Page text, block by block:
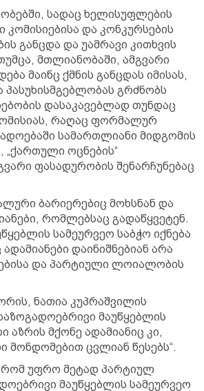
სადაც ხელისუფლების
და კონკურსების
განცდა და უამრავი კითხვის
მთლიანობაში, ამგვარი
მაინც ქმნის განცდას იმისას,
გრძნობს
დასაკავებლად თუნდაც
რაღაც ფორმალურ
სამართლიანი მიდგომის
„ქართული ოცნების“
ფასადურობის შენარჩუნებაც
ბარიერებიც მოხსნან და
რომლებსაც გადაწყვეტენ.
სამეურვეო საბჭო იქნება
დაინიშნებიან არა
და პარტიული ლოიალობის
ნათია კუპრაშვილის
მაუწყებლის
აზრის მქონე ადამიანიც კი,
ცვლიან წესებს“.
რომ უფრო მეტად პარტიულ
მაუწყებლის სამეურვეო